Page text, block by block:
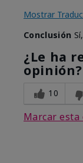
Mostrar
Conclusión
¿Le ha
opinión?
10
Marcar